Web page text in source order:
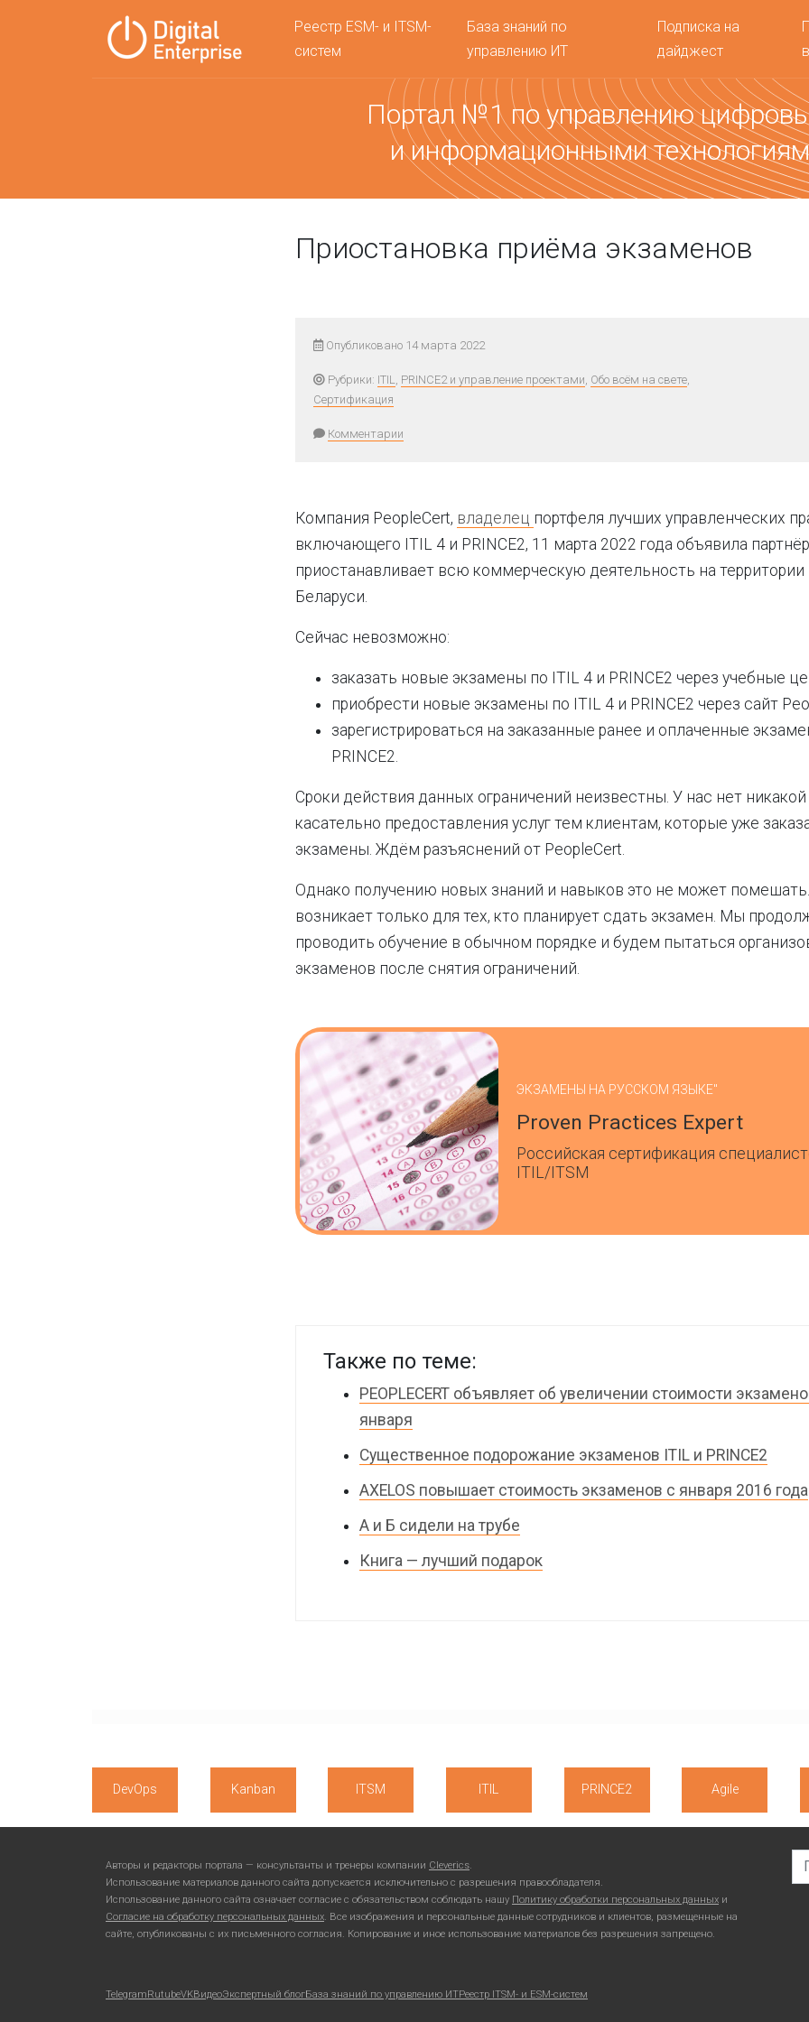
Реестр ESM- и ITSM-
систем
База знаний по
управлению ИТ
Подписка на
дайджест
Портал №1 по управлению
и информационными
Приостановка приёма экзаменов
Опубликовано 14 марта 2022
Рубрики: ITIL, PRINCE2 и управление проектами, Обо всём на свете,
Сертификация
Комментарии
Компания PeopleCert, владелец портфеля лучших управленческих
включающего ITIL 4 и PRINCE2, 11 марта 2022 года объявила
приостанавливает всю коммерческую деятельность на территории
Беларуси.
Сейчас невозможно:
заказать новые экзамены по ITIL 4 и PRINCE2 через учебные
приобрести новые экзамены по ITIL 4 и PRINCE2 через сайт
зарегистрироваться на заказанные ранее и оплаченные
PRINCE2.
Сроки действия данных ограничений неизвестны. У нас нет
касательно предоставления услуг тем клиентам, которые уже
экзамены. Ждём разъяснений от PeopleCert.
Однако получению новых знаний и навыков это не может
возникает только для тех, кто планирует сдать экзамен. Мы
проводить обучение в обычном порядке и будем пытаться
экзаменов после снятия ограничений.
ЭКЗАМЕНЫ НА РУССКОМ ЯЗЫКЕ"
Proven Practices Expert
Российская сертификация
ITIL/ITSM
Также по теме:
PEOPLECERT объявляет об увеличении стоимости
января
Существенное подорожание экзаменов ITIL и PRINCE2
AXELOS повышает стоимость экзаменов с января 2016 года
А и Б сидели на трубе
Книга — лучший подарок
DevOps Kanban ITSM ITIL PRINCE2 Agile
Авторы и редакторы портала — консультанты и тренеры компании Cleverics.
Использование материалов данного сайта допускается исключительно с разрешения правообладателя.
Использование данного сайта означает согласие с обязательством соблюдать нашу Политику обработки персональных данных и
Согласие на обработку персональных данных. Все изображения и персональные данные сотрудников и клиентов, размещенные на
сайте, опубликованы с их письменного согласия. Копирование и иное использование материалов без разрешения запрещено.
TelegramRutubeVKВидеоЭкспертный блогБаза знаний по управлению ИТРеестр ITSM- и ESM-систем